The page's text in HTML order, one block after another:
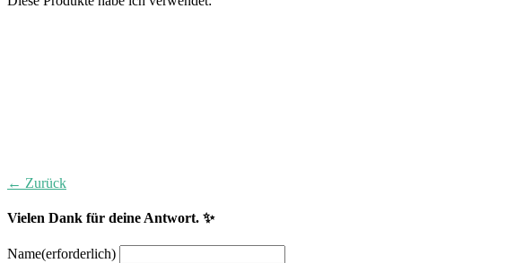
← Zurück
Vielen Dank für deine Antwort. ✨
Name(erforderlich)